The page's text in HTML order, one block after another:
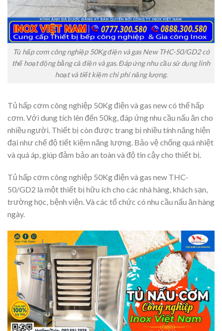
Tủ hấp cơm công nghiệp 50Kg điện và gas New THC-50/GD2 có
thể hoạt động bằng cả điện và gas. Đáp ứng nhu cầu sử dụng linh
hoạt và tiết kiệm chi phí năng lượng.
Tủ hấp cơm công nghiệp 50Kg điện và gas new có thể hấp
cơm. Với dung tích lên đến 50kg, đáp ứng nhu cầu nấu ăn cho
nhiều người. Thiết bị còn được trang bị nhiều tính năng hiện
đại như chế độ tiết kiệm năng lượng. Bảo vệ chống quá nhiệt
và quá áp, giúp đảm bảo an toàn và độ tin cậy cho thiết bị.
Tủ hấp cơm công nghiệp 50Kg điện và gas new THC-
50/GD2 là một thiết bị hữu ích cho các nhà hàng, khách sạn,
trường học, bệnh viện. Và các tổ chức có nhu cầu nấu ăn hàng
ngày.